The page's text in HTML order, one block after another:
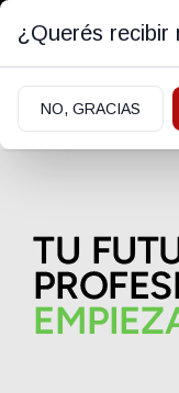
Barby
¿Querés recibir
NO, GRACIAS